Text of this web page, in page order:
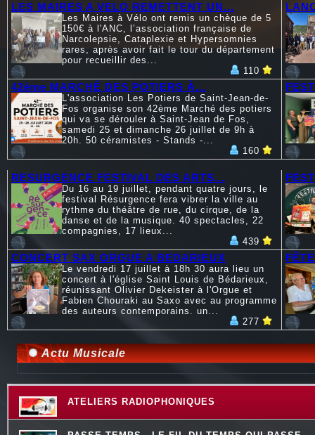
LES MAIRES A VELO REMETTENT UN...
Les Maires à Vélo ont remis un chèque de 5
150€ à l'ANC, l’association française de
Narcolepsie, Cataplexie et Hypersomnies
rares, après avoir fait le tour du département
pour recueillir des...
110
42ème MARCHÉ DES POTIERS À...
L'association Les Potiers de Saint-Jean-de-
Fos organise son 42ème Marché des potiers
qui va se dérouler à Saint-Jean de Fos,
samedi 25 et dimanche 26 juillet de 9h à
20h. 50 céramistes - Stands -...
160
RESURGENCE FESTIVAL DES ARTS...
Du 16 au 19 juillet, pendant quatre jours, le
festival Résurgence fera vibrer la ville au
rythme du théâtre de rue, du cirque, de la
danse et de la musique. 40 spectacles, 22
compagnies, 17 lieux...
439
CONCERT SAX ORGUE A BEDARIEUX
Le vendredi 17 juillet à 18h 30 aura lieu un
concert à l'église Saint Louis de Bédarieux,
réunissant Olivier Dekeister à l'Orgue et
Fabien Chouraki au Saxo avec au programme
des auteurs contemporains. un...
277
Actu Musicale
ATELIERS RADIOPHONIQUES